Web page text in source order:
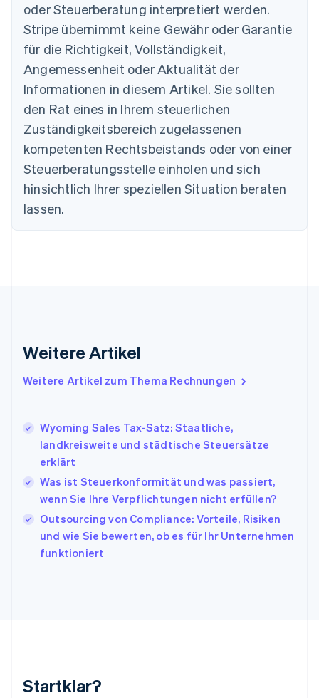
oder Steuerberatung interpretiert werden.
Stripe übernimmt keine Gewähr oder Garantie
für die Richtigkeit, Vollständigkeit,
Angemessenheit oder Aktualität der
Informationen in diesem Artikel. Sie sollten
den Rat eines in Ihrem steuerlichen
Zuständigkeitsbereich zugelassenen
kompetenten Rechtsbeistands oder von einer
Steuerberatungsstelle einholen und sich
hinsichtlich Ihrer speziellen Situation beraten
lassen.
Weitere Artikel
Weitere Artikel zum Thema Rechnungen
Wyoming Sales Tax-Satz: Staatliche,
landkreisweite und städtische Steuersätze
erklärt
Was ist Steuerkonformität und was passiert,
wenn Sie Ihre Verpflichtungen nicht erfüllen?
Outsourcing von Compliance: Vorteile, Risiken
und wie Sie bewerten, ob es für Ihr Unternehmen
funktioniert
Startklar?
Australien
English
Belgien
NederlandsFrançaisDeutschEnglish
Português English
Bulgarien
English
Dänemark
English
Deutschland
Estland
English
Griechenland
English
Italien
ItalianoEnglish
Japan
Kanada
EnglishFrançais
Kroatien
English Italiano
English简体中文